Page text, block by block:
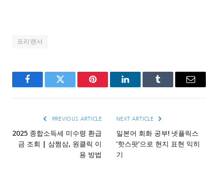
프리랜서
FacebookTwitter Pinterest LinkedInTumblr Email
PREVIOUS ARTICLE
2025 종합소득세 미수령 환급
금 조회 | 삼쩜삼, 원클릭 이
용 방법
NEXT ARTICLE
일본어 회화 공부! 넷플릭스
‘핫스팟’으로 현지 표현 익히
기